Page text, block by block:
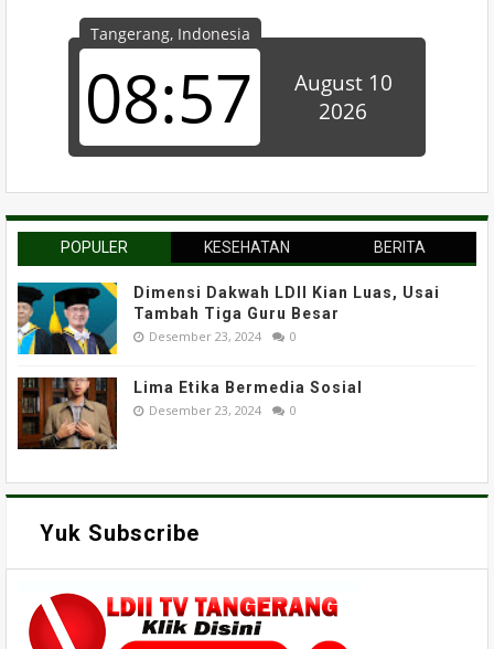
POPULER KESEHATAN BERITA
Dimensi Dakwah LDII Kian Luas, Usai
Tambah Tiga Guru Besar
Desember 23, 2024 0
Lima Etika Bermedia Sosial
Desember 23, 2024 0
Yuk Subscribe